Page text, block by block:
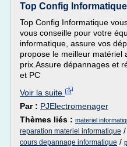
Top Config
Top Config Informatique
vous conseille pour votre
informatique, assure vos
propose le meilleur matériel
prix.Assure dépannages et
et PC
Voir la suite
Par : PJElectromenager
Thèmes liés : materiel
reparation materiel informatique /
cours depannage informatique /